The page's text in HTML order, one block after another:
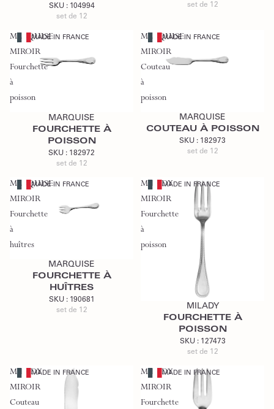
SKU : 104994
set de 12
set de 12
MARQUISE
MIROIR
Fourchette
à
poisson
MADE IN FRANCE
Ajouter au devis
MARQUISE
FOURCHETTE À
POISSON
SKU : 182972
set de 12
MARQUISE
MIROIR
Couteau
à
poisson
MADE IN FRANCE
Ajouter au devis
MARQUISE
COUTEAU À POISSON
SKU : 182973
set de 12
MARQUISE
MIROIR
Fourchette
à
huîtres
MADE IN FRANCE
Ajouter au devis
MARQUISE
FOURCHETTE À
HUÎTRES
SKU : 190681
set de 12
MILADY
MIROIR
Fourchette
à
poisson
MADE IN FRANCE
Ajouter au devis
MILADY
FOURCHETTE À
POISSON
SKU : 127473
set de 12
MILADY
MIROIR
Couteau
MADE IN FRANCE
MILADY
MIROIR
Fourchette
MADE IN FRANCE